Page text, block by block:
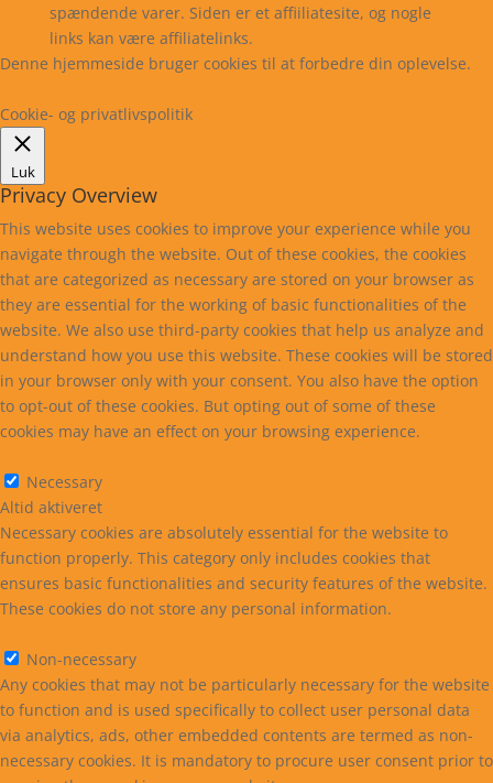
spændende varer. Siden er et affiiliatesite, og nogle
links kan være affiliatelinks.
Denne hjemmeside bruger cookies til at forbedre din oplevelse.
Cookie- og privatlivspolitik
Luk
Privacy Overview
This website uses cookies to improve your experience while you
navigate through the website. Out of these cookies, the cookies
that are categorized as necessary are stored on your browser as
they are essential for the working of basic functionalities of the
website. We also use third-party cookies that help us analyze and
understand how you use this website. These cookies will be stored
in your browser only with your consent. You also have the option
to opt-out of these cookies. But opting out of some of these
cookies may have an effect on your browsing experience.
Necessary
Altid aktiveret
Necessary cookies are absolutely essential for the website to
function properly. This category only includes cookies that
ensures basic functionalities and security features of the website.
These cookies do not store any personal information.
Non-necessary
Any cookies that may not be particularly necessary for the website
to function and is used specifically to collect user personal data
via analytics, ads, other embedded contents are termed as non-
necessary cookies. It is mandatory to procure user consent prior to